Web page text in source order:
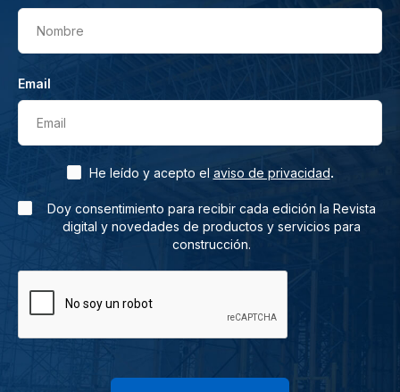
Nombre
Email
Email
He leído y acepto el aviso de privacidad.
Doy consentimiento para recibir cada edición la Revista
digital y novedades de productos y servicios para
construcción.